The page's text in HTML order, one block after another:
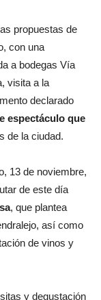
propuestas de
con una
a bodegas Vía
visita a la
declarado
espectáculo que
de la ciudad.
13 de noviembre,
de este día
, que plantea
así como
de vinos y
y degustación